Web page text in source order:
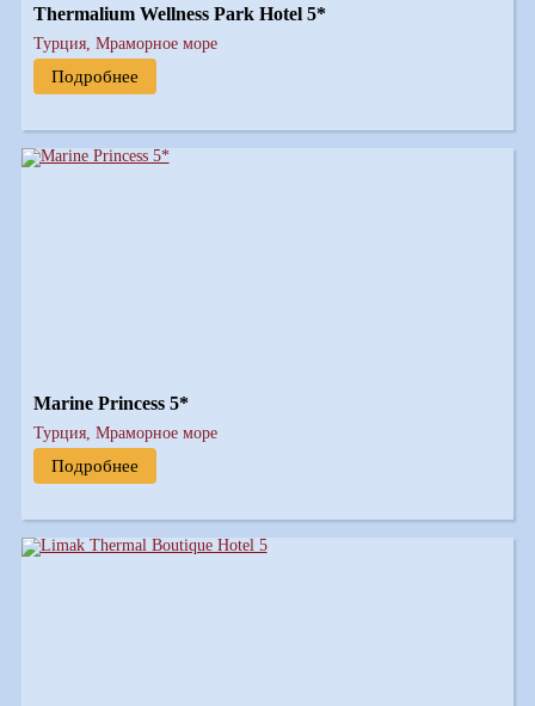
Thermalium Wellness Park Hotel 5*
Турция, Мраморное море
Подробнее
Marine Princess 5*
Турция, Мраморное море
Подробнее